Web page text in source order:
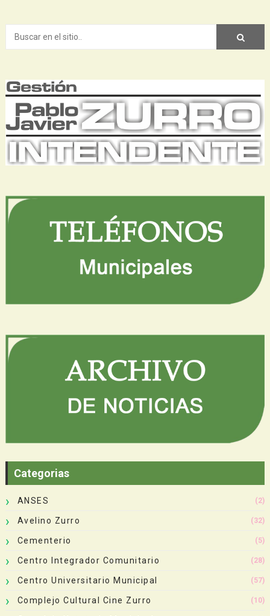
Categorias
ANSES (2)
Avelino Zurro (32)
Cementerio (5)
Centro Integrador Comunitario (28)
Centro Universitario Municipal (57)
Complejo Cultural Cine Zurro (10)